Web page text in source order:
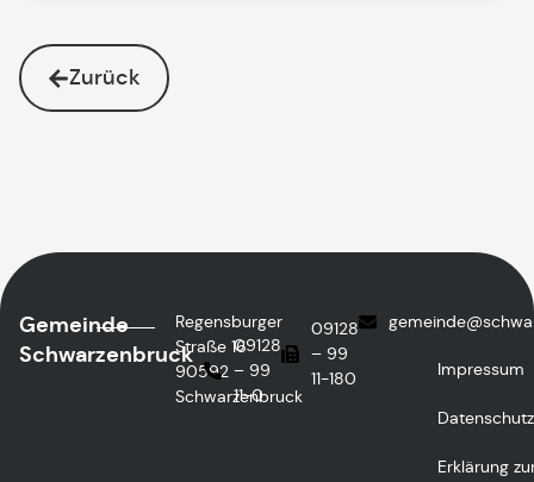
Zurück
Gemeinde
Schwarzenbruck
Regensburger
Straße 16
90592
Schwarzenbruck
09128
– 99
11-0
09128
– 99
11-180
Impressum
Erklärung